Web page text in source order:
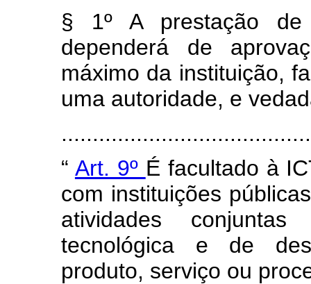
§ 1º A prestação
dependerá de
máximo da instituição,
uma autoridade, e
“ Art. 9º É facultado à
com instituições
atividades
tecnológica e de
produto, serviço ou